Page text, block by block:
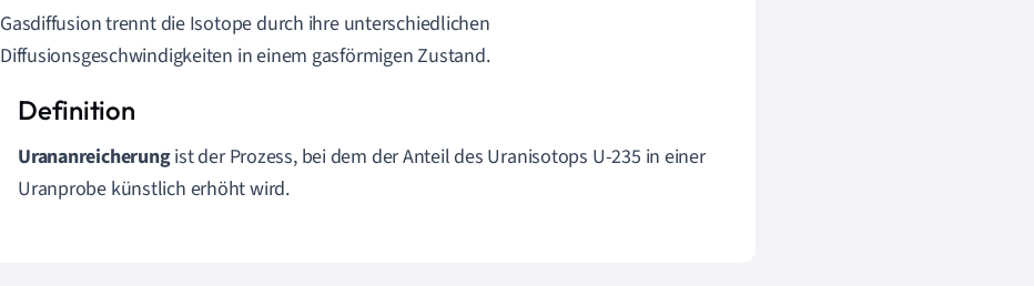
Gasdiffusion trennt die Isotope durch ihre unterschiedlichen
Diffusionsgeschwindigkeiten in einem gasförmigen Zustand.
Urananreicherungist der Prozess, bei dem der Anteil des Uranisotops U-235 in einer
Uranprobe künstlich erhöht wird.